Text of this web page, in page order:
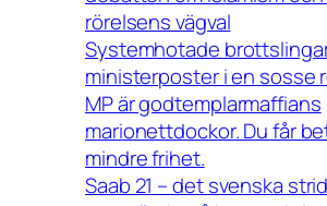
rörelsens vägval
Systemhotade
ministerposter i en sosse
MP är godtemplarmaffians
marionettdockor. Du får
mindre frihet.
Saab 21 – det svenska